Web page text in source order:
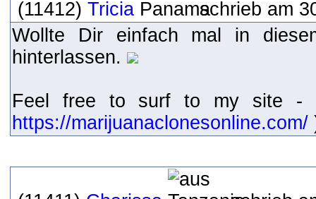
(11412) Tricia
schrieb am
Wollte Dir einfach mal in
hinterlassen.
Feel free to surf to my site -
https://marijuanaclonesonline.com/